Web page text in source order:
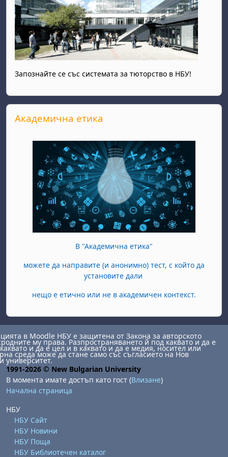
Запознайте се със системата за тюторство в НБУ!
Прескочи Академична етика
Академична етика
В "Академична етика"
можете да направите (и анонимно) тест, с който да
установите дали
нещо е етично или не в академичен контекст.
в Moodle НБУ е защитена от Закона за авторското
му права. Разпространяването й под каквато и да е
и да е цел и в каквато и да е медия, носител или
среда може да стане само със съгласието на Нов
университет.
1991-2026 © New Bulgarian University
В момента имате достъп като гост (Влизане)
Начална страница
НБУ
НБУ Сайт
НБУ Новини
НБУ Поща
НБУ Библиотечен каталог